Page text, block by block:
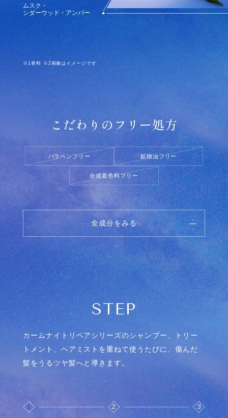
ムスク・
シダーウッド​・アンバー​
※1香料 ※2画像はイメージです
こだわりのフリー処方
パラベンフリー 鉱物油フリー
合成着色料フリー
全成分をみる
STEP
カームナイトリペアシリーズのシャンプー、トリー
トメント、ヘアミストを重ねて使うたびに、 傷んだ
髪をうるツヤ髪へと導きます。
1 2 3